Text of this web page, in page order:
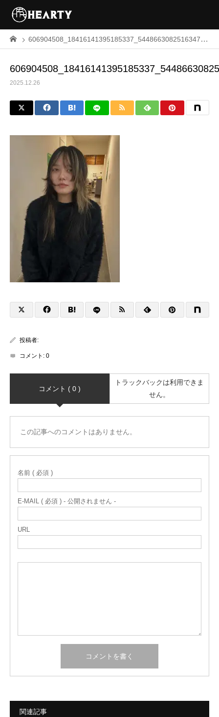
606904508_18416141395185337_5448663082516347413_n
2025.12.26
投稿者:
コメント: 0
コメント ( 0 )
トラックバックは利用できま
せん。
この記事へのコメントはありません。
名前 ( 必須 )
E-MAIL ( 必須 ) - 公開されません -
URL
関連記事